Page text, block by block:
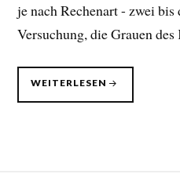
je nach Rechenart - zwei
Versuchung, die Grauen
75
BEFREIUNG
WEITERLESEN